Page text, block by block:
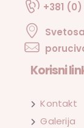
+381 (0)
Korisni
Kontakt
Galerija